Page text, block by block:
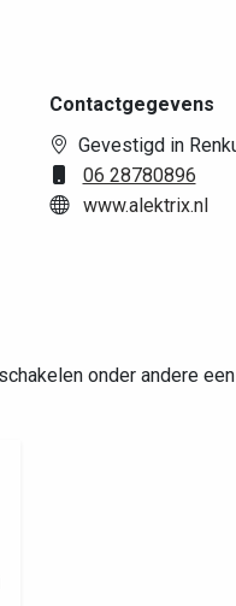
Contactgegevens
Gevestigd in
06 28780896
www.alektrix.nl
onder andere